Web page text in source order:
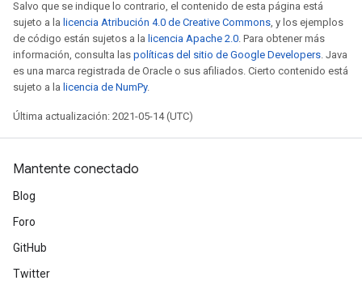
Salvo que se indique lo contrario, el contenido de esta página está
sujeto a la licencia Atribución 4.0 de Creative Commons, y los ejemplos
de código están sujetos a la licencia Apache 2.0. Para obtener más
información, consulta las políticas del sitio de Google Developers. Java
es una marca registrada de Oracle o sus afiliados. Cierto contenido está
sujeto a la licencia de NumPy.
Última actualización: 2021-05-14 (UTC)
Mantente conectado
Blog
Foro
GitHub
Twitter